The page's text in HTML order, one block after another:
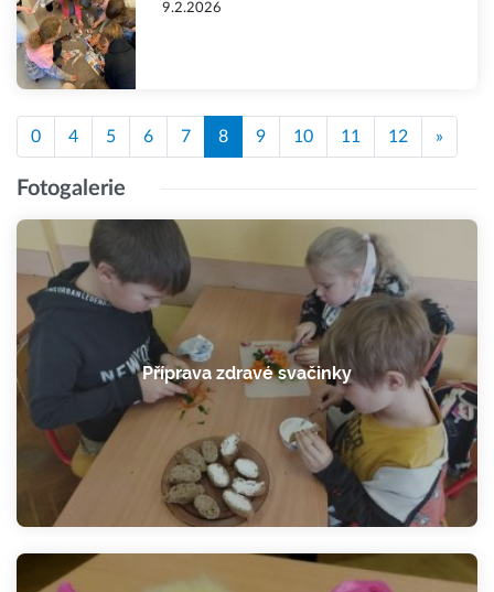
9.2.2026
0 4 5 6 7 8 9 10 11 12 »
Fotogalerie
Příprava zdravé svačinky